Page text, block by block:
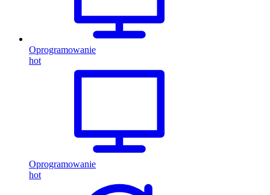
Oprogramowanie
hot
Oprogramowanie
hot